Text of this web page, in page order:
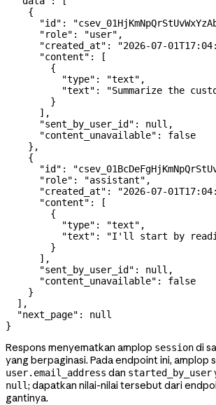
    {
      "id"
:
      "role"
: "user" ,
      "created_at"
: "2026-07-
      "content"
: [
        {
          "type"
: "text" ,
          "text"
:
"Summarize the
        }
      ],
      "sent_by_user_id"
: null ,
      "content_unavailable"
: false
    },
    {
      "id"
:
      "role"
: "assistant" ,
      "created_at"
: "2026-07-
      "content"
: [
        {
          "type"
: "text" ,
          "text"
:
"I'll start by
        }
      ],
      "sent_by_user_id"
: null ,
      "content_unavailable"
: false
    }
  ],
  "next_page"
: null
}
Respons menyematkan amplop sessiondi
yang berpaginasi. Pada endpoint ini, amplop
user.email_address dan started_by_user
null; dapatkan nilai-nilai tersebut dari
gantinya.